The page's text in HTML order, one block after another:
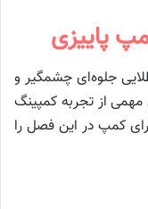
جلوه‌ای چشمگیر و
از تجربه کمپینگ
کمپ در این فصل را